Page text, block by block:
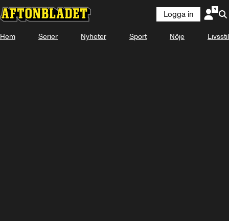
Logga in
Hem Serier Nyheter Sport Nöje Livsstil